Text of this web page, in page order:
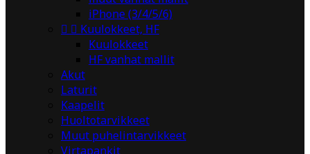
iPhone (3/4/5/6)
  Kuulokkeet, HF
Kuulokkeet
HF vanhat mallit
Akut
Laturit
Kaapelit
Huoltotarvikkeet
Muut puhelintarvikkeet
Virtapankit